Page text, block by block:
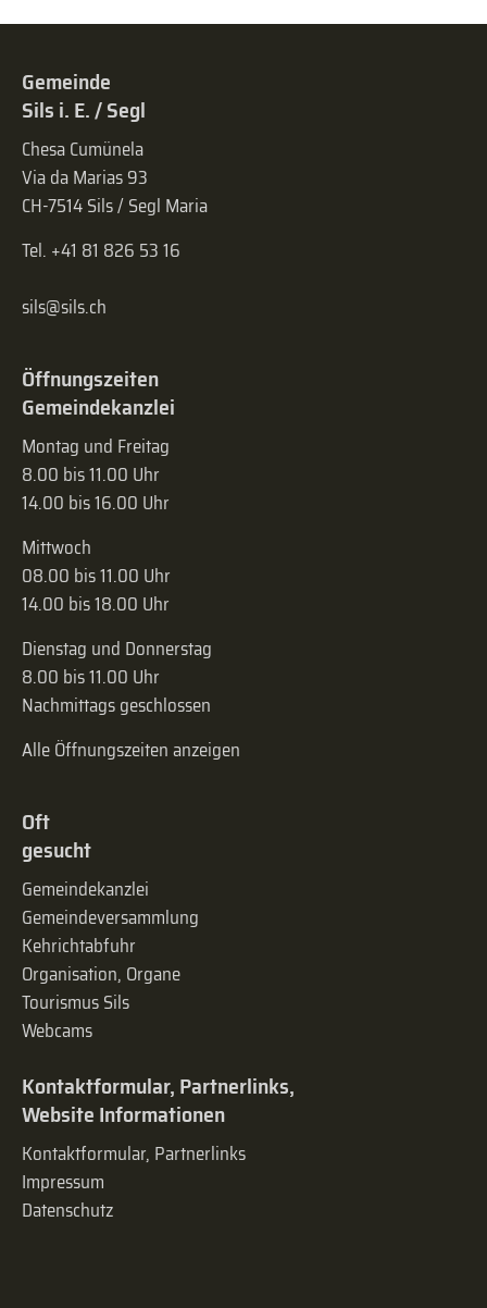
Gemeinde
Sils i. E. / Segl
Chesa Cumünela
Via da Marias 93
CH-7514 Sils / Segl Maria
Tel. +41 81 826 53 16
sils@sils.ch
Öffnungszeiten
Gemeindekanzlei
Montag und Freitag
8.00 bis 11.00 Uhr
14.00 bis 16.00 Uhr
Mittwoch
08.00 bis 11.00 Uhr
14.00 bis 18.00 Uhr
Dienstag und Donnerstag
8.00 bis 11.00 Uhr
Nachmittags geschlossen
Alle Öffnungszeiten anzeigen
Oft
gesucht
Gemeindekanzlei
Gemeinde­versammlung
Kehrichtabfuhr
Organisation, Organe
Tourismus Sils
Webcams
Kontaktformular, Partnerlinks,
Website Informationen
Kontaktformular, Partnerlinks
Impressum
Datenschutz